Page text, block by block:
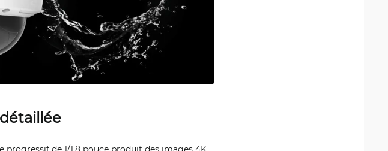
progressif de 1/1,8 pouce produit des images 4K